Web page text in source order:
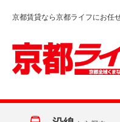
京都賃貸なら京都ライフにお任